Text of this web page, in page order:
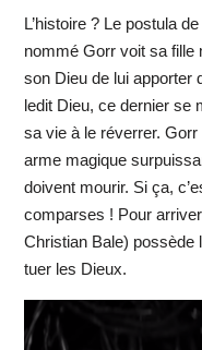
L’histoire ? Le postula
nommé Gorr voit sa fille
son Dieu de lui apporter
ledit Dieu, ce dernier se
sa vie à le réverrer. Gorr
arme magique
doivent mourir. Si ça,
comparses ! Pour
Christian Bale) possède
tuer les Dieux.